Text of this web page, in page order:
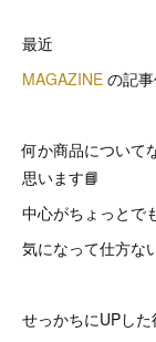
最近
MAGAZINE の記
何か商品について
思います📘
中心がちょっとで
気になって仕方
せっかちにUPした